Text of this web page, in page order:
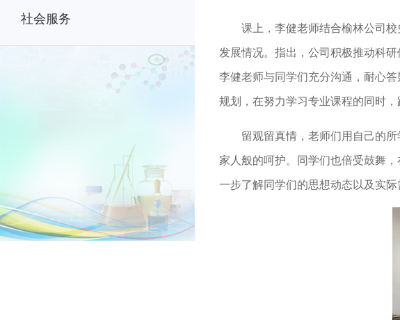
社会服务
课上，李健老师结合榆林公司
发展情况。指出，公司积极推动科
李健老师与同学们充分沟通，耐心
规划，在努力学习专业课程的同时
留观留真情，老师们用自己的
家人般的呵护。同学们也倍受鼓舞
一步了解同学们的思想动态以及实